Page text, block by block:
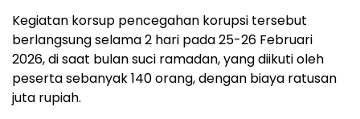
Kegiatan korsup pencegahan korupsi tersebut
berlangsung selama 2 hari pada 25-26 Februari
2026, di saat bulan suci ramadan, yang diikuti oleh
peserta sebanyak 140 orang, dengan biaya ratusan
juta rupiah.